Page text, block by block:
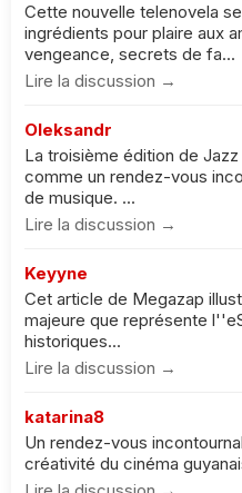
Cette nouvelle telenovela
ingrédients pour plaire aux
vengeance, secrets de fa...
Lire la discussion →
Oleksandr
La troisième édition de Jazz
comme un rendez-vous
de musique. ...
Lire la discussion →
Keyyne
Cet article de Megazap
majeure que représente
historiques...
Lire la discussion →
katarina8
Un rendez-vous
créativité du cinéma